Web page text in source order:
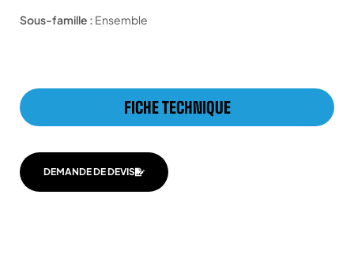
Sous-famille : Ensemble
FICHE TECHNIQUE
DEMANDE DE DEVIS